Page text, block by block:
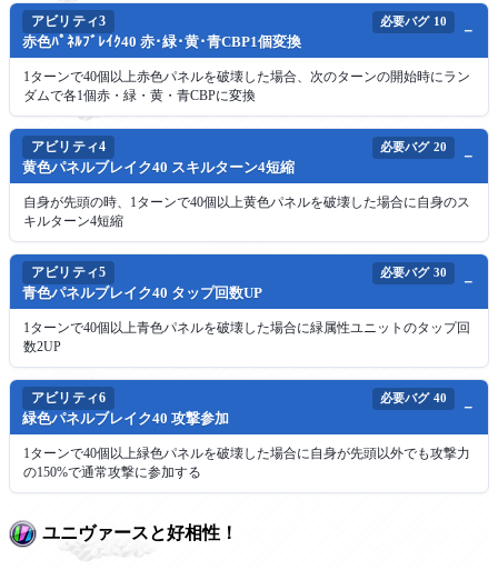
アビリティ3 必要バグ 10
赤色ﾊﾟﾈﾙﾌﾞﾚｲｸ40 赤･緑･黄･青CBP1個変換
1ターンで40個以上赤色パネルを破壊した場合、次のターンの開始時にラン
ダムで各1個赤・緑・黄・青CBPに変換
アビリティ4 必要バグ 20
黄色パネルブレイク40 スキルターン4短縮
自身が先頭の時、1ターンで40個以上黄色パネルを破壊した場合に自身のス
キルターン4短縮
アビリティ5 必要バグ 30
青色パネルブレイク40 タップ回数UP
1ターンで40個以上青色パネルを破壊した場合に緑属性ユニットのタップ回
数2UP
アビリティ6 必要バグ 40
緑色パネルブレイク40 攻撃参加
1ターンで40個以上緑色パネルを破壊した場合に自身が先頭以外でも攻撃力
の150%で通常攻撃に参加する
ユニヴァースと好相性！